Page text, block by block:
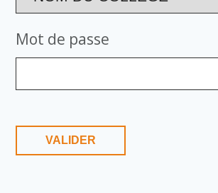
Mot de passe